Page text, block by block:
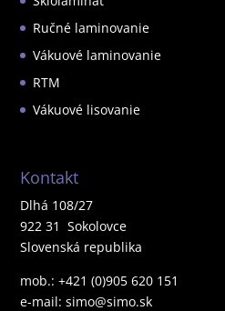
Ručné laminovanie
Vákuové laminovanie
RTM
Vákuové lisovanie
Kontakt
Dlhá 108/27
922 31 Sokolovce
Slovenská republika
mob.: +421 (0)905 620 151
e-mail: simo@simo.sk